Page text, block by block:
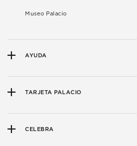
Museo Palacio
AYUDA
TARJETA PALACIO
CELEBRA